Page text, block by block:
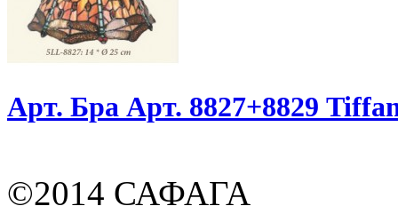
Арт. Бра Арт. 8827+8829
©2014 САФАГА